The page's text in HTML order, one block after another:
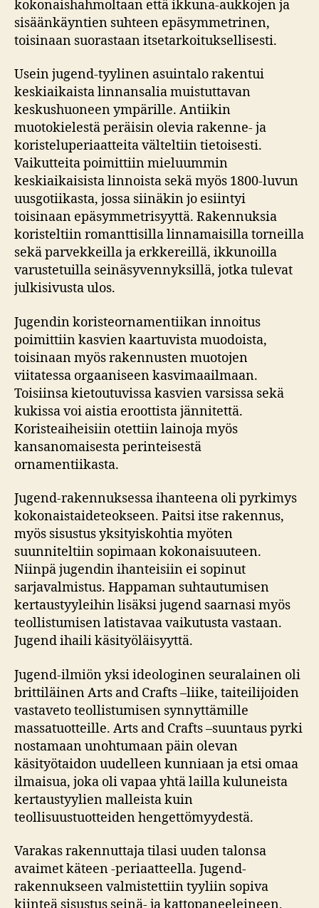
kokonaishahmoltaan että ikkuna-aukkojen ja
sisäänkäyntien suhteen epäsymmetrinen,
toisinaan suorastaan itsetarkoituksellisesti.
Usein jugend-tyylinen asuintalo rakentui
keskiaikaista linnansalia muistuttavan
keskushuoneen ympärille. Antiikin
muotokielestä peräisin olevia rakenne- ja
koristeluperiaatteita välteltiin tietoisesti.
Vaikutteita poimittiin mieluummin
keskiaikaisista linnoista sekä myös 1800-luvun
uusgotiikasta, jossa siinäkin jo esiintyi
toisinaan epäsymmetrisyyttä. Rakennuksia
koristeltiin romanttisilla linnamaisilla torneilla
sekä parvekkeilla ja erkkereillä, ikkunoilla
varustetuilla seinäsyvennyksillä, jotka tulevat
julkisivusta ulos.
Jugendin koristeornamentiikan innoitus
poimittiin kasvien kaartuvista muodoista,
toisinaan myös rakennusten muotojen
viitatessa orgaaniseen kasvimaailmaan.
Toisiinsa kietoutuvissa kasvien varsissa sekä
kukissa voi aistia eroottista jännitettä.
Koristeaiheisiin otettiin lainoja myös
kansanomaisesta perinteisestä
ornamentiikasta.
Jugend-rakennuksessa ihanteena oli pyrkimys
kokonaistaideteokseen. Paitsi itse rakennus,
myös sisustus yksityiskohtia myöten
suunniteltiin sopimaan kokonaisuuteen.
Niinpä jugendin ihanteisiin ei sopinut
sarjavalmistus. Happaman suhtautumisen
kertaustyyleihin lisäksi jugend saarnasi myös
teollistumisen latistavaa vaikutusta vastaan.
Jugend ihaili käsityöläisyyttä.
Jugend-ilmiön yksi ideologinen seuralainen oli
brittiläinen Arts and Crafts –liike, taiteilijoiden
vastaveto teollistumisen synnyttämille
massatuotteille. Arts and Crafts –suuntaus pyrki
nostamaan unohtumaan päin olevan
käsityötaidon uudelleen kunniaan ja etsi omaa
ilmaisua, joka oli vapaa yhtä lailla kuluneista
kertaustyylien malleista kuin
teollisuustuotteiden hengettömyydestä.
Varakas rakennuttaja tilasi uuden talonsa
avaimet käteen -periaatteella. Jugend-
rakennukseen valmistettiin tyyliin sopiva